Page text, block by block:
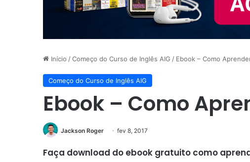
Início /Começo do Curso de Inglês AIG / Ebook – Como
Começo do Curso de Inglês AIG
Ebook – Como
Jackson Roger fev 8, 2017
Faça download do ebook gratuito como